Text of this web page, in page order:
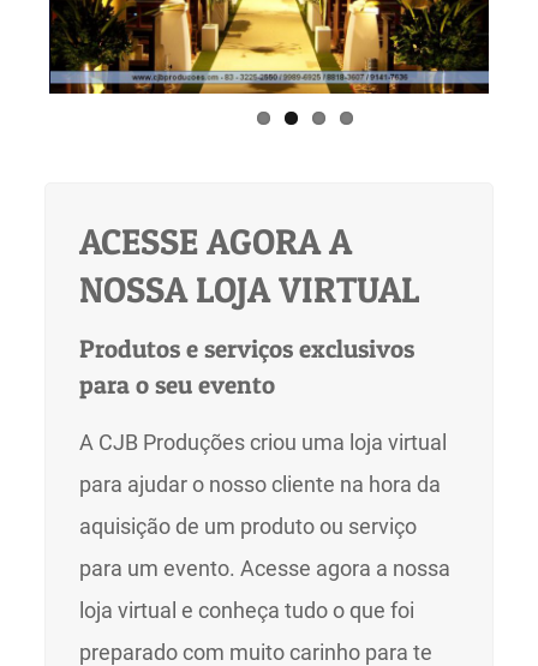
ACESSE AGORA A
NOSSA LOJA VIRTUAL
Produtos e serviços exclusivos
para o seu evento
A CJB Produções criou uma loja virtual
para ajudar o nosso cliente na hora da
aquisição de um produto ou serviço
para um evento. Acesse agora a nossa
loja virtual e conheça tudo o que foi
preparado com muito carinho para te